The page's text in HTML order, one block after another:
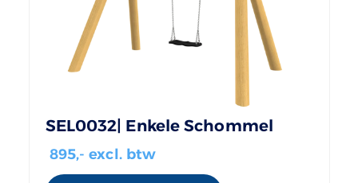
SEL0032| Enkele Schommel
895,- excl. btw